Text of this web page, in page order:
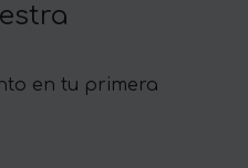
en tu primera